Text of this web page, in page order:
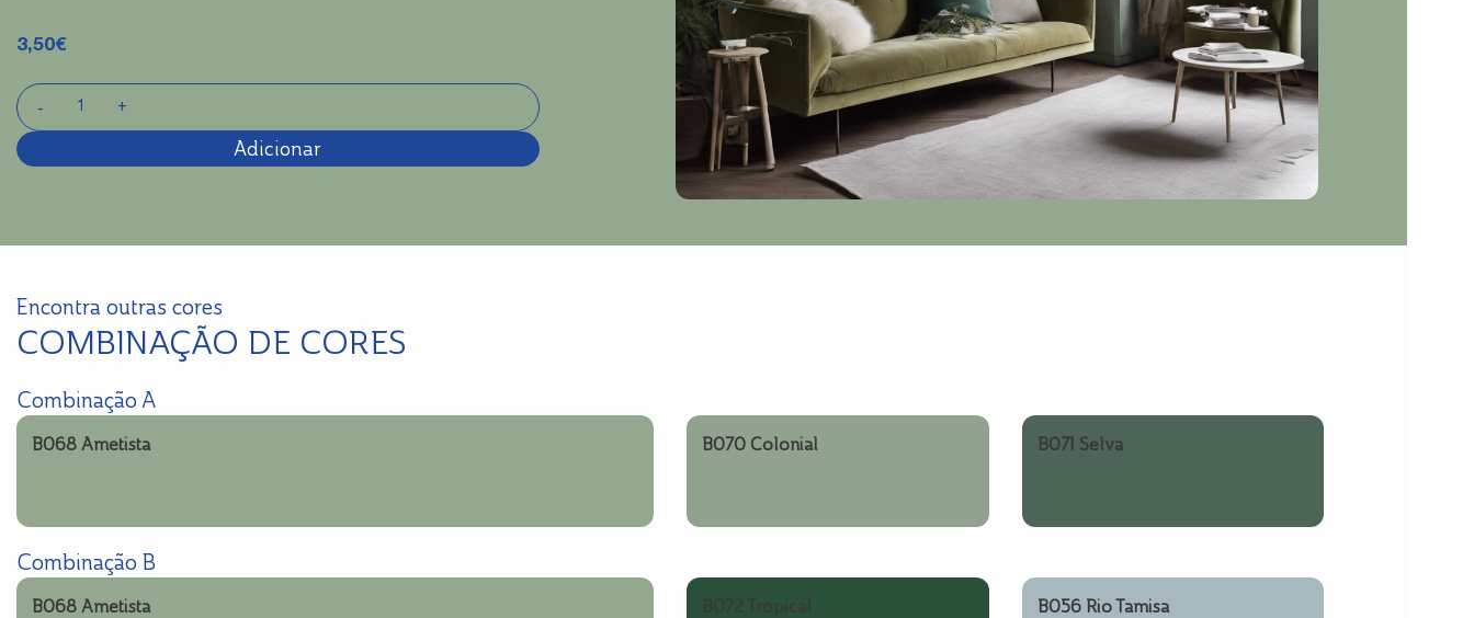
3,50€
Adicionar
Encontra outras cores
COMBINAÇÃO DE CORES
Combinação A
B068 Ametista B070 Colonial B071 Selva
Combinação B
B068 Ametista B072 Tropical B056 Rio Tamisa